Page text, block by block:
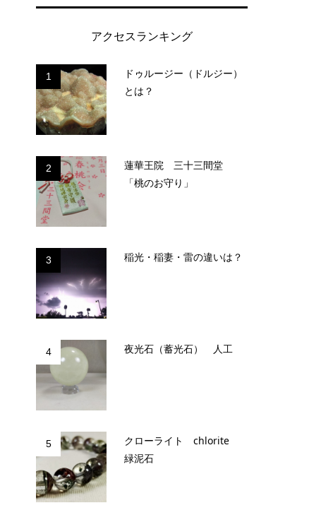
アクセスランキング
1
ドゥルージー（ドルジー）
とは？
2
蓮華王院 三十三間堂
「桃のお守り」
3 稲光・稲妻・雷の違いは？
4 夜光石（蓄光石） 人工
5
クローライト chlorite
緑泥石